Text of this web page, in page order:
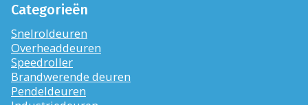
Categorieën
Snelroldeuren
Overheaddeuren
Speedroller
Brandwerende deuren
Pendeldeuren